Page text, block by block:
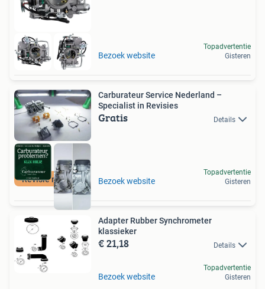
Bezoek website
Topadvertentie
Gisteren
Revisie mogelijk
Carburateur Service Nederland –
Specialist in Revisies
Gratis Details
Bezoek website
Topadvertentie
Gisteren
Adapter Rubber Synchrometer
klassieker
€ 21,18 Details
Bezoek website
Topadvertentie
Gisteren